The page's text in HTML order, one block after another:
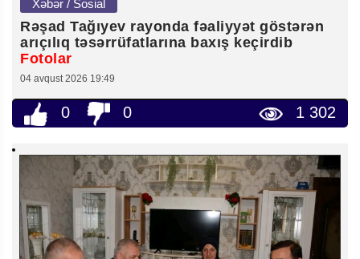
Xəbər / Sosial
Rəşad Tağıyev rayonda fəaliyyət göstərən
arıçılıq təsərrüfatlarına baxış keçirdib
Fotolar
04 avqust 2026 19:49
0 0 1 302